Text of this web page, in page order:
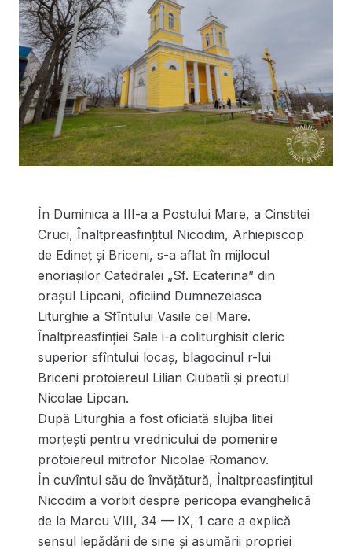
În Duminica a III-a a Postului Mare, a Cinstitei
Cruci, Înaltpreasfințitul Nicodim, Arhiepiscop
de Edineț și Briceni, s-a aflat în mijlocul
enoriașilor Catedralei „Sf. Ecaterina” din
orașul Lipcani, oficiind Dumnezeiasca
Liturghie a Sfîntului Vasile cel Mare.
Înaltpreasfinției Sale i-a coliturghisit cleric
superior sfîntului locaș, blagocinul r-lui
Briceni protoiereul Lilian Ciubatîi și preotul
Nicolae Lipcan.
După Liturghia a fost oficiată slujba litiei
morțești pentru vrednicului de pomenire
protoiereul mitrofor Nicolae Romanov.
În cuvîntul său de învățătură, Înaltpreasfințitul
Nicodim a vorbit despre pericopa evanghelică
de la Marcu VIII, 34 — IX, 1 care a explică
sensul lepădării de sine și asumării propriei